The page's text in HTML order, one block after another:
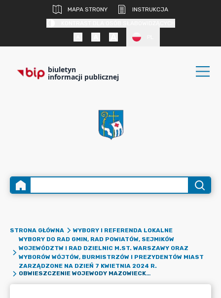
MAPA STRONY
INSTRUKCJA
biuletyn
informacji publicznej
STRONA GŁÓWNA
WYBORY I REFERENDA LOKALNE
WYBORY DO RAD GMIN, RAD POWIATÓW, SEJMIKÓW
WOJEWÓDZTW I RAD DZIELNIC M.ST. WARSZAWY ORAZ
WYBORÓW WÓJTÓW, BURMISTRZÓW I PREZYDENTÓW MIAST
ZARZĄDZONE NA DZIEŃ 7 KWIETNIA 2024 R.
OBWIESZCZENIE WOJEWODY MAZOWIECKIEGO Z DNIA 30 LISTOPADA 2023 R. W SPRAWIE USTALENIA LICZBY RADNYCH WYBIERANYCH W WYBORACH W 2024 R. NA OBSZARZE WOJEWÓDZTWA MAZOWIECKIEGO DO SEJMIKU WOJEWÓDZTWA MAZOWIECKIEGO, RAD POWIATÓW, RAD GMIN ORAZ RAD DZIELNIC MIASTA STOŁECZNEGO WARSZAWY